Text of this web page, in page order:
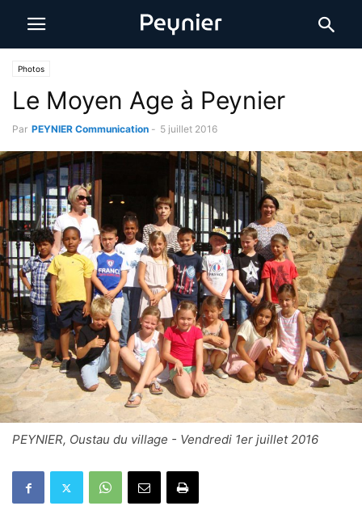
Photos
Le Moyen Age à Peynier
Par PEYNIER Communication - 5 juillet 2016
PEYNIER, Oustau du village - Vendredi 1er juillet 2016